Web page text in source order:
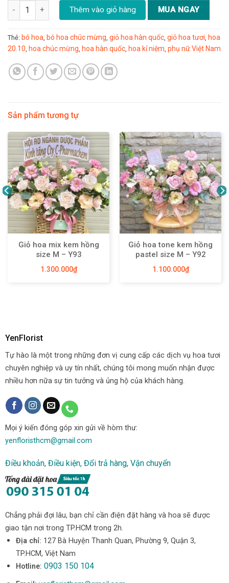
Hộp hoa mix hồng đỏ - G15 số lượng
Thêm vào giỏ hàng MUA NGAY
Thẻ: bó hoa bó hoa chúc mừng giỏ hoa hàn quốc giỏ hoa tươi hoa
20.10 hoa chúc mừng hoa hàn quốc hoa kỉ niệm phụ nữ Việt Nam
Sản phẩm tương tự
Giỏ hoa mix kem hồng
size M – Y93
1.300.000₫
Giỏ hoa tone kem hồng
pastel size M – Y92
1.100.000₫
YenFlorist
Tự hào là một trong những đơn vị cung cấp các dịch vụ hoa tươi
chuyên nghiệp và uy tín nhất, chúng tôi mong muốn nhận được
nhiều hơn nữa sự tin tưởng và ủng hộ của khách hàng.
Mọi ý kiến đóng góp xin gửi về hòm thư:
yenfloristhcm@gmail.com
Điều khoản, Điều kiện, Đổi trả hàng, Vận chuyển
Chẳng phải đợi lâu, bạn chỉ cần điện đặt hàng và hoa sẽ được
giao tận nơi trong TP.HCM trong 2h.
Địa chỉ: 127 Bà Huyện Thanh Quan, Phường 9, Quận 3,
TP.HCM, Việt Nam
Hotline: 0903 150 104